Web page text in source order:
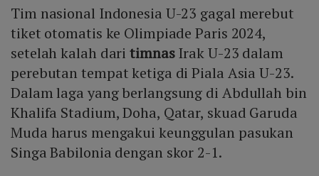
Tim nasional Indonesia U-23 gagal merebut
tiket otomatis ke Olimpiade Paris 2024,
setelah kalah daritimnasIrak U-23 dalam
perebutan tempat ketiga di Piala Asia U-23.
Dalam laga yang berlangsung di Abdullah bin
Khalifa Stadium, Doha, Qatar, skuad Garuda
Muda harus mengakui keunggulan pasukan
Singa Babilonia dengan skor 2-1.